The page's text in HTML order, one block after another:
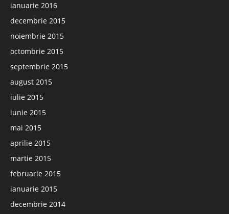
ianuarie 2016
decembrie 2015
noiembrie 2015
octombrie 2015
septembrie 2015
august 2015
iulie 2015
iunie 2015
mai 2015
aprilie 2015
martie 2015
februarie 2015
ianuarie 2015
decembrie 2014